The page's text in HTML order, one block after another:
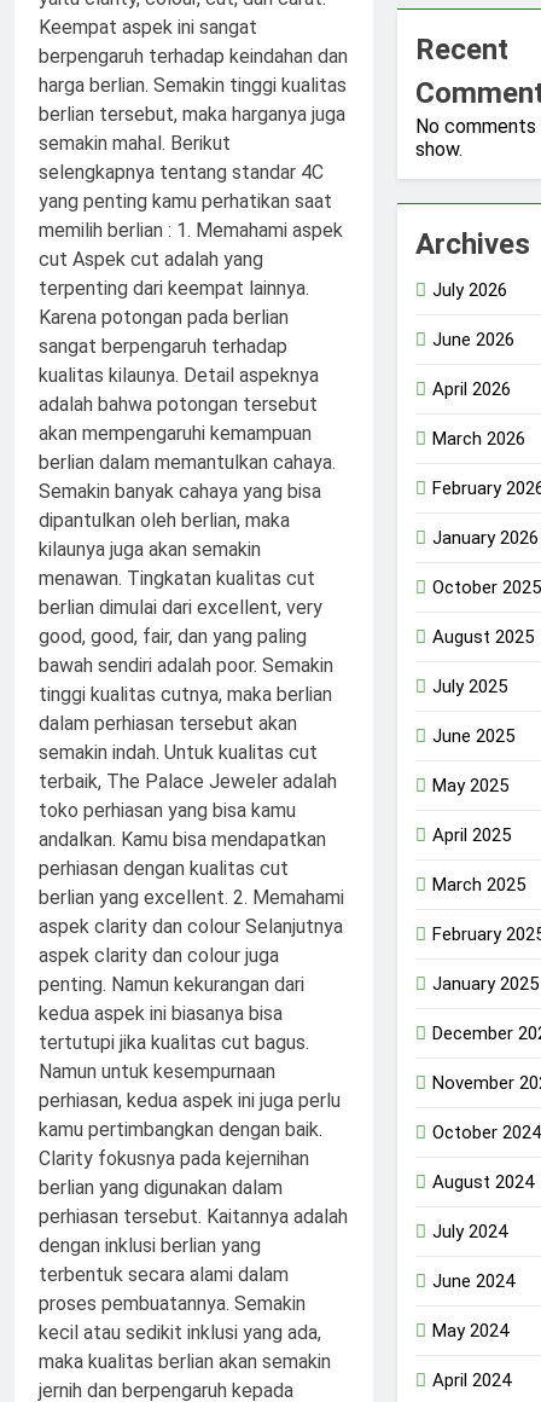
Recent
No
show.
Archives
July 2026
June 2026
April 2026
March 2026
February
January 2026
October 2025
August 2025
July 2025
June 2025
May 2025
April 2025
March 2025
February
January 2025
December
November
October 2024
August 2024
July 2024
June 2024
May 2024
April 2024